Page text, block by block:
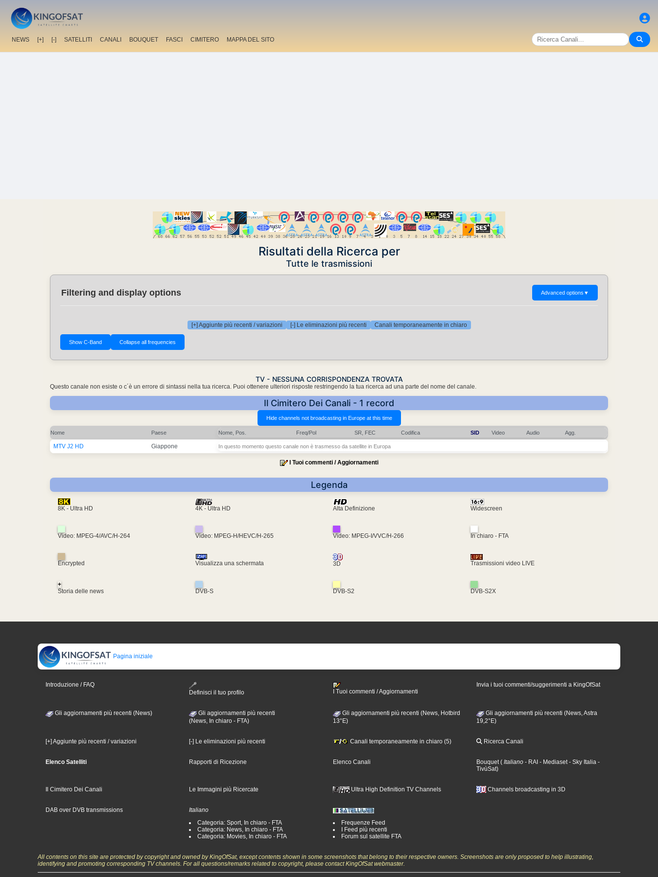
NEWS [+] [-] SATELLITI CANALI BOUQUET FASCI CIMITERO MAPPA DEL SITO
Risultati della Ricerca per
Tutte le trasmissioni
Filtering and display options Advanced options ▼
[+] Aggiunte più recenti / variazioni [-] Le eliminazioni più recenti Canali temporaneamente in chiaro
TV - NESSUNA CORRISPONDENZA TROVATA
Questo canale non esiste o c´è un errore di sintassi nella tua ricerca. Puoi ottenere ulteriori risposte restringendo la tua ricerca ad una parte del nome del canale.
Il Cimitero Dei Canali - 1 record
Nome Paese Nome, Pos. Freq/Pol SR, FEC Codifica SID Video Audio Agg.
MTV J2 HD Giappone In questo momento questo canale non è trasmesso da satellite in Europa
I Tuoi commenti / Aggiornamenti
Legenda
8K - Ultra HD 4K - Ultra HD Alta Definizione Widescreen
Video: MPEG-4/AVC/H-264 Video: MPEG-H/HEVC/H-265 Video: MPEG-I/VVC/H-266 In chiaro - FTA
Encrypted Visualizza una schermata 3D Trasmissioni video LIVE
+
Storia delle news
DVB-S DVB-S2 DVB-S2X
Pagina iniziale
Introduzione / FAQ
Definisci il tuo profilo
I Tuoi commenti / Aggiornamenti
Invia i tuoi commenti/suggerimenti a KingOfSat
Gli aggiornamenti più recenti (News)
Gli aggiornamenti più recenti
(News, In chiaro - FTA)
Gli aggiornamenti più recenti (News, Hotbird
13°E)
Gli aggiornamenti più recenti (News, Astra
19,2°E)
[+] Aggiunte più recenti / variazioni [-] Le eliminazioni più recenti Canali temporaneamente in chiaro (5) Ricerca Canali
Elenco Satelliti Rapporti di Ricezione Elenco Canali Bouquet ( Italiano - RAI - Mediaset - Sky Italia -
TivùSat)
Il Cimitero Dei Canali Le Immagini più Ricercate Ultra High Definition TV Channels Channels broadcasting in 3D
DAB over DVB transmissions
Italiano
Categoria: Sport, In chiaro - FTA
Categoria: News, In chiaro - FTA
Categoria: Movies, In chiaro - FTA
Frequenze Feed
I Feed più recenti
Forum sul satellite FTA
All contents on this site are protected by copyright and owned by KingOfSat, except contents shown in some screenshots that belong to their respective owners. Screenshots are only proposed to help illustrating,
identifying and promoting corresponding TV channels. For all questions/remarks related to copyright, please contact KingOfSat webmaster.